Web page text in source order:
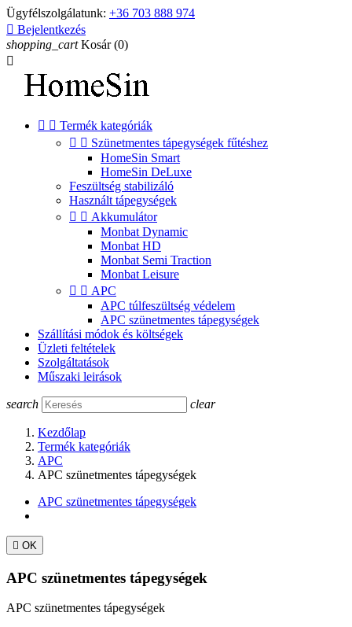
Ügyfélszolgálatunk: +36 703 888 974
 Bejelentkezés
shopping_cart Kosár (0)

  Termék kategóriák
  Szünetmentes tápegységek fűtéshez
HomeSin Smart
HomeSin DeLuxe
Feszültség stabilizáló
Használt tápegységek
  Akkumulátor
Monbat Dynamic
Monbat HD
Monbat Semi Traction
Monbat Leisure
  APC
APC túlfeszültség védelem
APC szünetmentes tápegységek
Szállítási módok és költségek
Üzleti feltételek
Szolgáltatások
Műszaki leirások
search clear
Kezdőlap
Termék kategóriák
APC
APC szünetmentes tápegységek
APC szünetmentes tápegységek
 OK
APC szünetmentes tápegységek
APC szünetmentes tápegységek